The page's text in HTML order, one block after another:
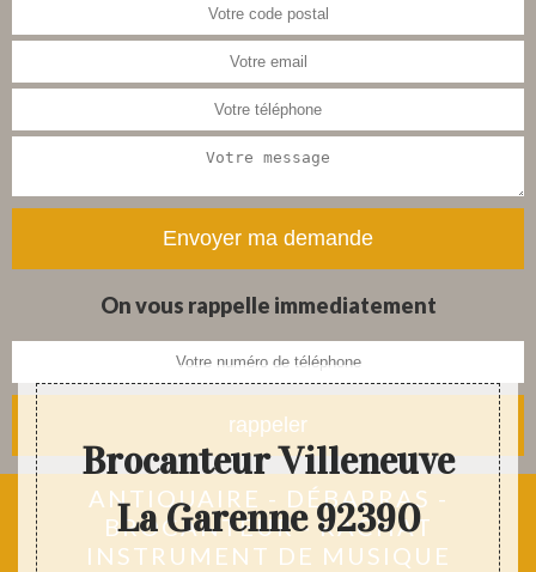
On vous rappelle immediatement
ANTIQUAIRE - DÉBARRAS -
BROCANTEUR - RACHAT
INSTRUMENT DE MUSIQUE
restauration de meubles, tableau,
tapis et objets anciens
Brocanteur Villeneuve
La Garenne 92390